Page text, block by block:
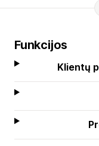
Funkcijos
Klientų